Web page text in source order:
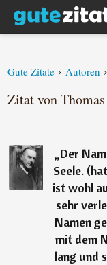
Gute Zitate › Autoren ›
Zitat von
„Der
Seele.
ist wohl
sehr
Namen
mit dem
lang und